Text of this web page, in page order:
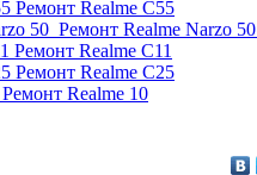
Ремонт Realme C55
Ремонт Realme Narzo 50
Ремонт Realme C11
Ремонт Realme C25
Ремонт Realme 10